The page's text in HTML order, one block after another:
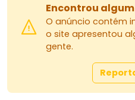
Encontrou
O anúncio contém
o site apresentou
gente.